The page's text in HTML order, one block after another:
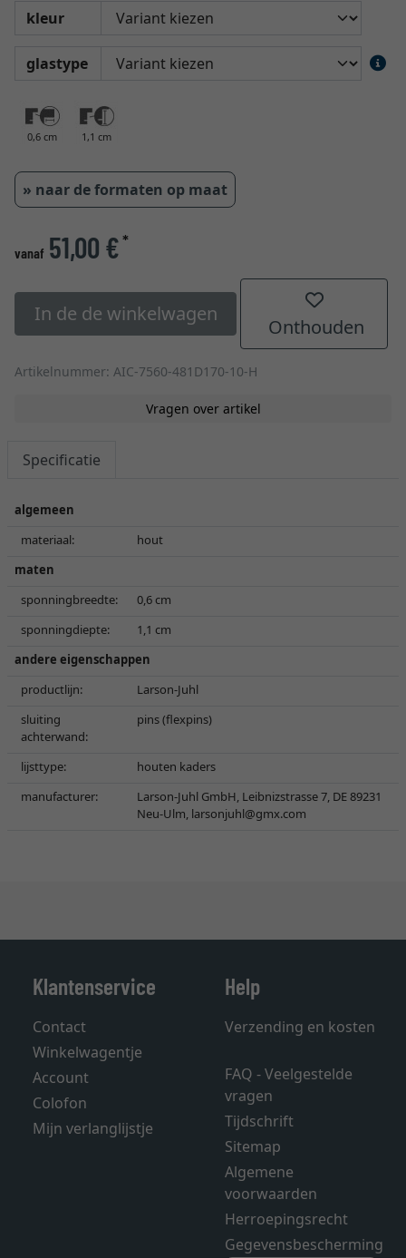
kleur
glastype
0,6 cm 1,1 cm
» naar de formaten op maat
vanaf 51,00 €*
In de de winkelwagen
Onthouden
Artikelnummer: AIC-7560-481D170-10-H
Vragen over artikel
Specificatie
algemeen
materiaal:
hout
maten
sponningbreedte:
0,6 cm
sponningdiepte:
1,1 cm
andere eigenschappen
productlijn:
Larson-Juhl
sluiting
achterwand:
pins (flexpins)
lijsttype:
houten kaders
manufacturer:
Larson-Juhl GmbH, Leibnizstrasse 7, DE 89231
Neu-Ulm, larsonjuhl@gmx.com
Klantenservice
Contact
Winkelwagentje
Account
Colofon
Mijn verlanglijstje
Help
Verzending en kosten
FAQ - Veelgestelde
vragen
Tijdschrift
Sitemap
Algemene
voorwaarden
Herroepingsrecht
Gegevensbescherming